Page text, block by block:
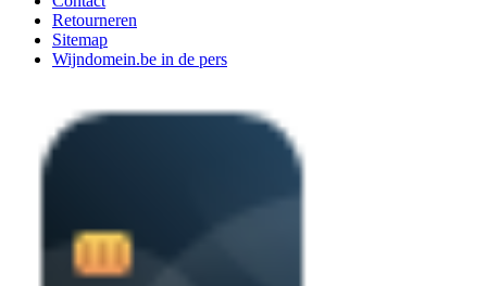
Retourneren
Sitemap
Wijndomein.be in de pers